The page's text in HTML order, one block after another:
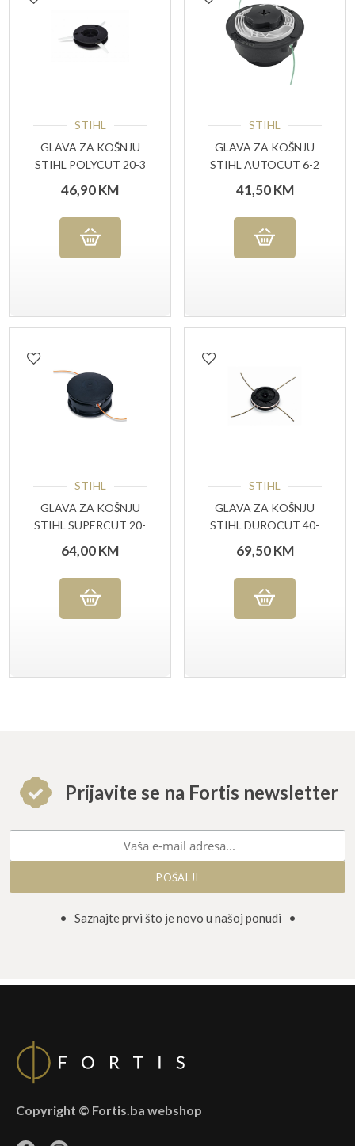
STIHL
GLAVA ZA KOŠNJU
STIHL POLYCUT 20-3
46,90KM
STIHL
GLAVA ZA KOŠNJU
STIHL AUTOCUT 6-2
41,50KM
STIHL
GLAVA ZA KOŠNJU
STIHL SUPERCUT 20-
64,00KM
STIHL
GLAVA ZA KOŠNJU
STIHL DUROCUT 40-
69,50KM
Prijavite se na Fortis newsletter
• Saznajte prvi što je novo u našoj ponudi •
Copyright © Fortis.ba webshop